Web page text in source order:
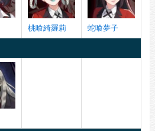
桃喰綺羅莉 蛇喰夢子